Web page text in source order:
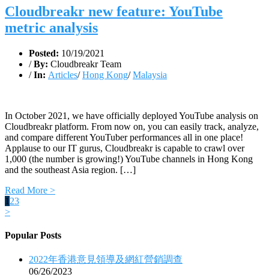
Cloudbreakr new feature: YouTube
metric analysis
Posted: 10/19/2021
/ By: Cloudbreakr Team
/ In: Articles/Hong Kong/Malaysia
In October 2021, we have officially deployed YouTube analysis on
Cloudbreakr platform. From now on, you can easily track, analyze,
and compare different YouTuber performances all in one place!
Applause to our IT gurus, Cloudbreakr is capable to crawl over
1,000 (the number is growing!) YouTube channels in Hong Kong
and the southeast Asia region. […]
Read More >
1 23
>
Popular Posts
2022年香港意見領導及網紅營銷調查
06/26/2023